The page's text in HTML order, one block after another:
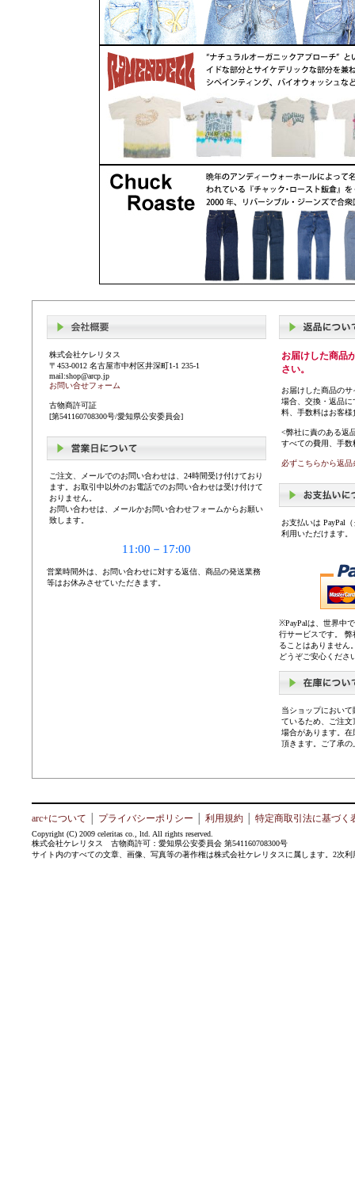
株式会社ケレリタス
〒453-0012 名古屋市中村区井深町1-1 235-1
mail:shop@arcp.jp
お問い合せフォーム
古物商許可証
[第541160708300号/愛知県公安委員会]
ご注文、メールでのお問い合わせは、24時間受け付けており
ます。お取引中以外のお電話でのお問い合わせは受け付けて
おりません。
お問い合わせは、メールかお問い合わせフォームからお願い
致します。
11:00－17:00
営業時間外は、お問い合わせに対する返信、商品の発送業務
等はお休みさせていただきます。
お届けした商品
さい。
お届けした商品の
場合、交換・返品
料、手数料はお客
<弊社に責のある返
すべての費用、手
必ずこちらから返
お支払いは PayPal
利用いただけます。
※PayPalは、世界中
行サービスです。
ることはありません
どうぞご安心くださ
当ショップにおい
ているため、ご注
場合があります。
頂きます。ご了承
arc+について プライバシーポリシー 利用規約 特定商取引法に基づく
Copyright (C) 2009 celeritas co., ltd. All rights reserved.
株式会社ケレリタス 古物商許可：愛知県公安委員会 第541160708300号
サイト内のすべての文章、画像、写真等の著作権は株式会社ケレリタスに属します。2次